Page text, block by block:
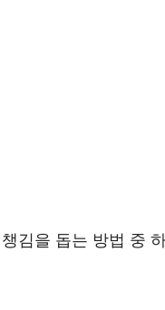
김을 돕는 방법 중